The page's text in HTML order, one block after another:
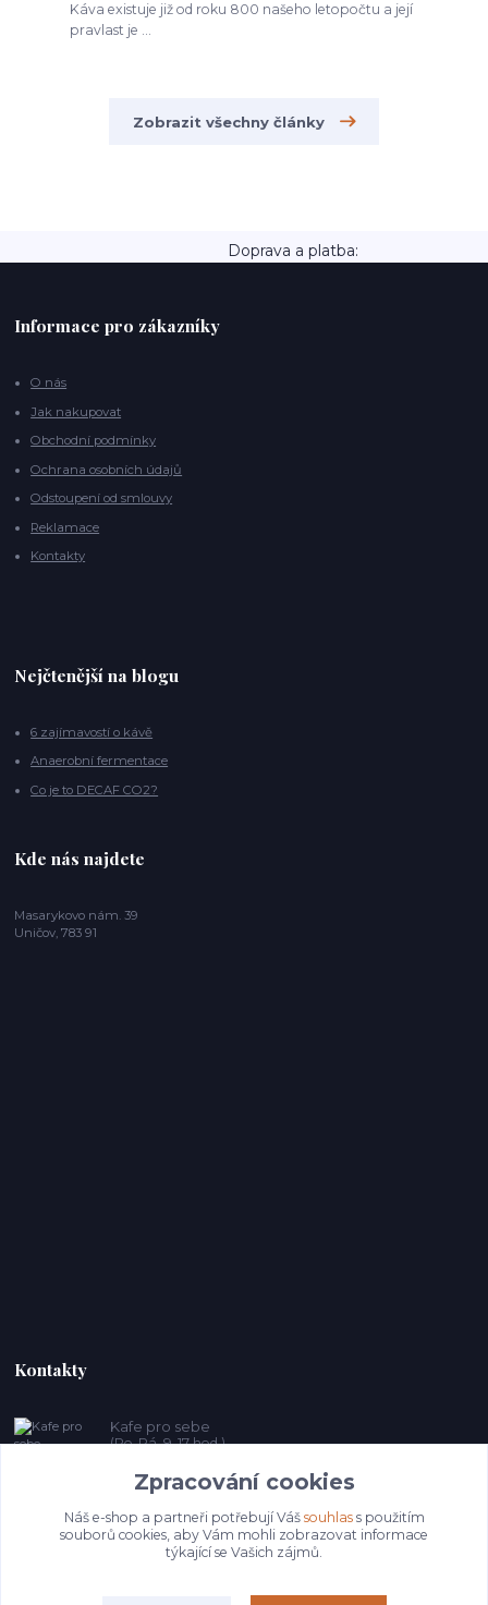
Káva existuje již od roku 800 našeho letopočtu a její
pravlast je ...
Zobrazit všechny články
Doprava a platba:
Informace pro zákazníky
O nás
Jak nakupovat
Obchodní podmínky
Ochrana osobních údajů
Odstoupení od smlouvy
Reklamace
Kontakty
Nejčtenější na blogu
6 zajímavostí o kávě
Anaerobní fermentace
Co je to DECAF CO2?
Kde nás najdete
Masarykovo nám. 39
Uničov, 783 91
Kontakty
Kafe pro sebe
(Po-Pá, 9-17 hod.)
prosebeunicov@seznam.cz
Zpracování cookies
Náš e-shop a partneři potřebují Váš souhlass použitím
souborů cookies, aby Vám mohli zobrazovat informace
týkající se Vašich zájmů.